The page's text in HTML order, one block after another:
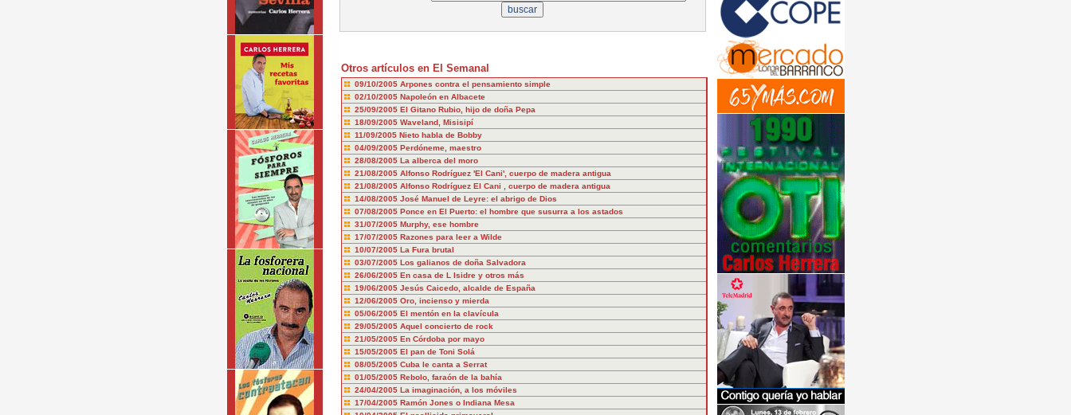
Otros artículos en El Semanal
09/10/2005 Arpones contra el pensamiento simple
02/10/2005 Napoleón en Albacete
25/09/2005 El Gitano Rubio, hijo de doña Pepa
18/09/2005 Waveland, Misisipí
11/09/2005 Nieto habla de Bobby
04/09/2005 Perdóneme, maestro
28/08/2005 La alberca del moro
21/08/2005 Alfonso Rodríguez 'El Cani', cuerpo de madera antigua
21/08/2005 Alfonso Rodríguez El Cani , cuerpo de madera antigua
14/08/2005 José Manuel de Leyre: el abrigo de Dios
07/08/2005 Ponce en El Puerto: el hombre que susurra a los astados
31/07/2005 Murphy, ese hombre
17/07/2005 Razones para leer a Wilde
10/07/2005 La Fura brutal
03/07/2005 Los galianos de doña Salvadora
26/06/2005 En casa de L Isidre y otros más
19/06/2005 Jesús Caicedo, alcalde de España
12/06/2005 Oro, incienso y mierda
05/06/2005 El mentón en la clavícula
29/05/2005 Aquel concierto de rock
21/05/2005 En Córdoba por mayo
15/05/2005 El pan de Toni Solá
08/05/2005 Cuba le canta a Serrat
01/05/2005 Rebolo, faraón de la bahía
24/04/2005 La imaginación, a los móviles
17/04/2005 Ramón Jones o Indiana Mesa